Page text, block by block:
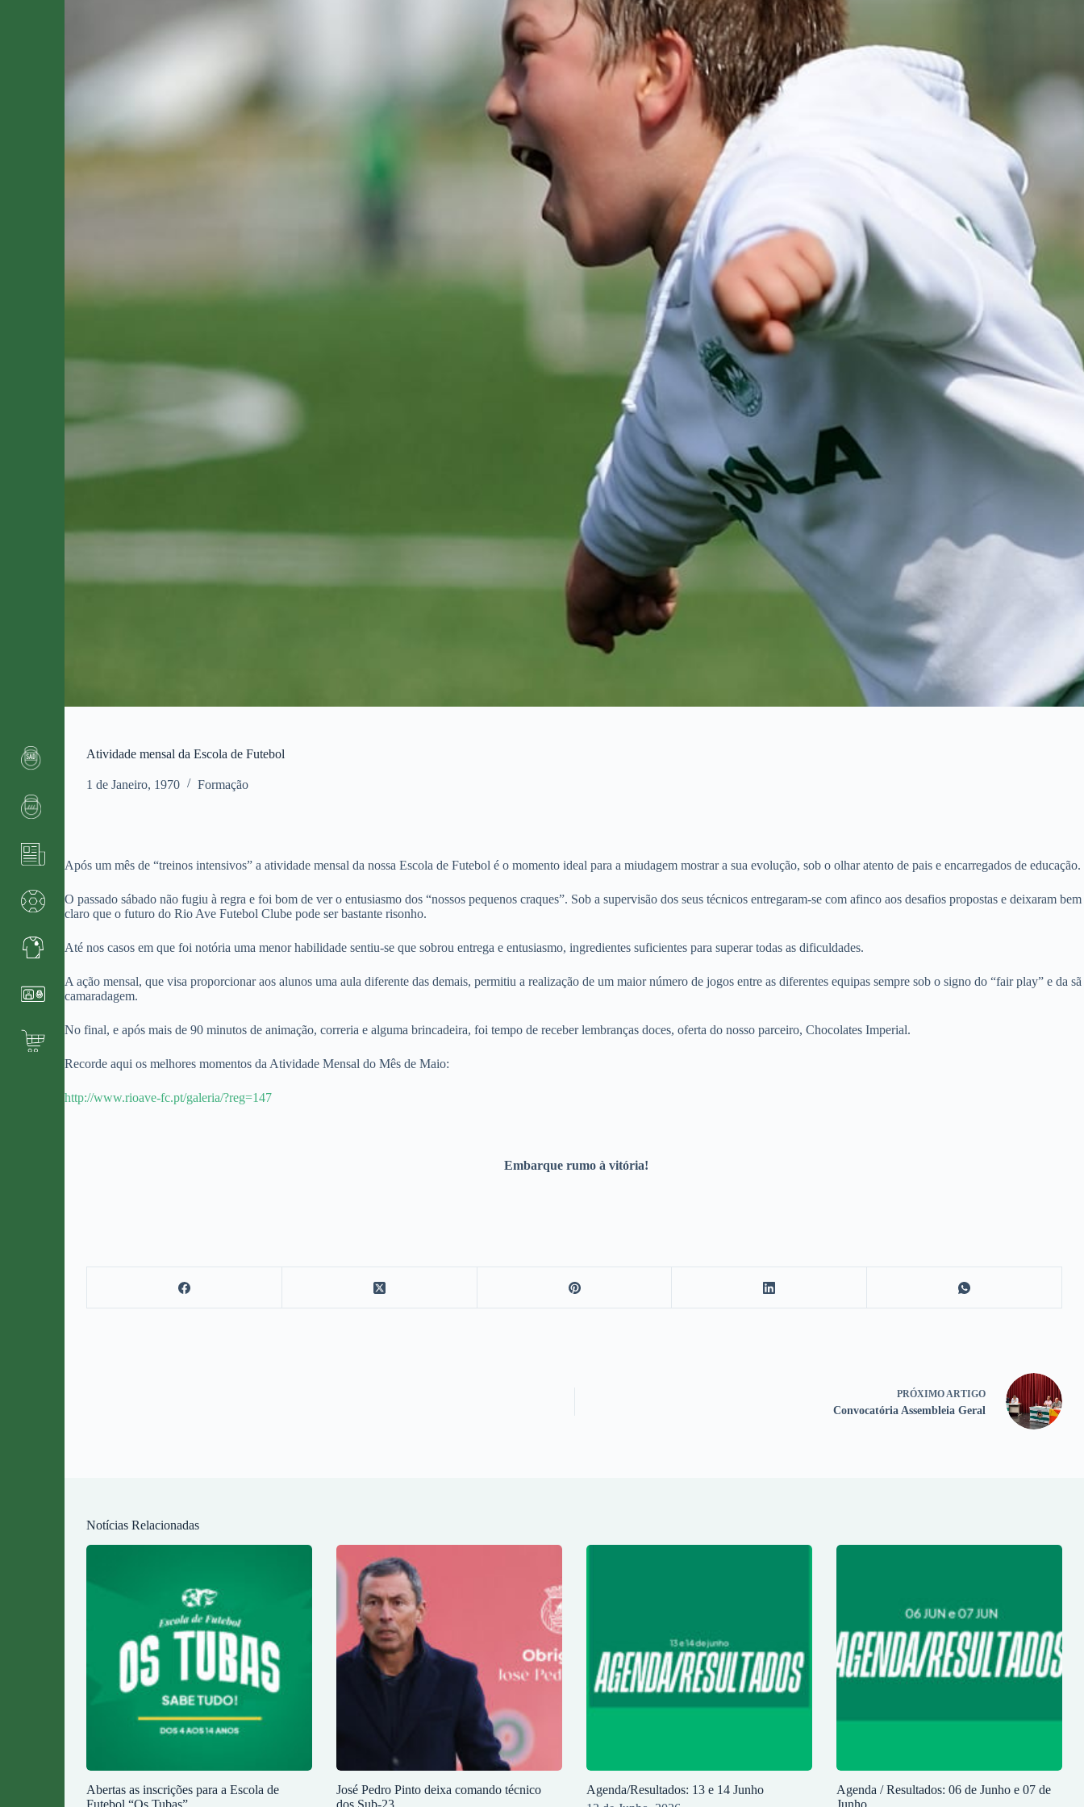
Atividade mensal da Escola de Futebol
1 de Janeiro, 1970 Formação
Após um mês de “treinos intensivos” a atividade mensal da nossa Escola de Futebol é o momento ideal para a miudagem mostrar a sua evolução, sob o olhar atento de pais e encarregados de educação.
O passado sábado não fugiu à regra e foi bom de ver o entusiasmo dos “nossos pequenos craques”. Sob a supervisão dos seus técnicos entregaram-se com afinco aos desafios propostas e deixaram bem
claro que o futuro do Rio Ave Futebol Clube pode ser bastante risonho.
Até nos casos em que foi notória uma menor habilidade sentiu-se que sobrou entrega e entusiasmo, ingredientes suficientes para superar todas as dificuldades.
A ação mensal, que visa proporcionar aos alunos uma aula diferente das demais, permitiu a realização de um maior número de jogos entre as diferentes equipas sempre sob o signo do “fair play” e da sã
camaradagem.
No final, e após mais de 90 minutos de animação, correria e alguma brincadeira, foi tempo de receber lembranças doces, oferta do nosso parceiro, Chocolates Imperial.
Recorde aqui os melhores momentos da Atividade Mensal do Mês de Maio:
http://www.rioave-fc.pt/galeria/?reg=147
Embarque rumo à vitória!
PRÓXIMO ARTIGO
Convocatória Assembleia Geral
Notícias Relacionadas
Abertas as inscrições para a Escola de
Futebol “Os Tubas”
José Pedro Pinto deixa comando técnico
dos Sub-23
Agenda/Resultados: 13 e 14 Junho
Agenda / Resultados: 06 de Junho e 07 de
Junho